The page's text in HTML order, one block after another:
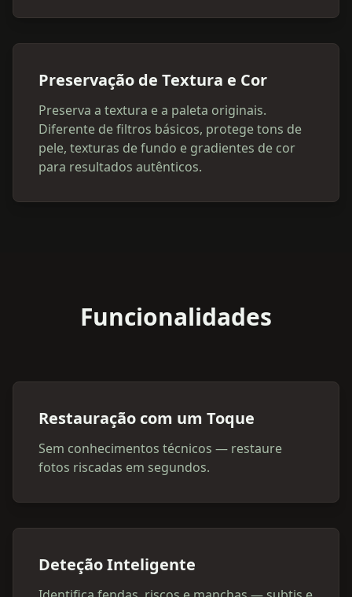
Preservação de Textura e Cor
Preserva a textura e a paleta originais.
Diferente de filtros básicos, protege tons de
pele, texturas de fundo e gradientes de cor
para resultados autênticos.
Funcionalidades
Restauração com um Toque
Sem conhecimentos técnicos — restaure
fotos riscadas em segundos.
Deteção Inteligente